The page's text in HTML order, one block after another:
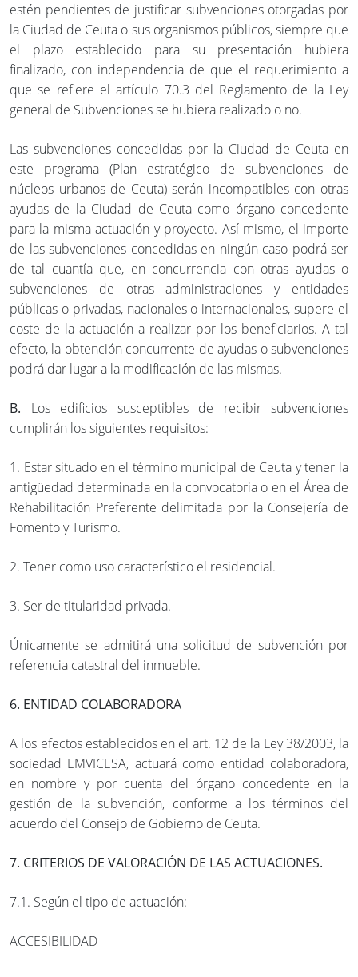
estén pendientes de justificar subvenciones otorgadas por
la Ciudad de Ceuta o sus organismos públicos, siempre que
el plazo establecido para su presentación hubiera
finalizado, con independencia de que el requerimiento a
que se refiere el artículo 70.3 del Reglamento de la Ley
general de Subvenciones se hubiera realizado o no.
Las subvenciones concedidas por la Ciudad de Ceuta en
este programa (Plan estratégico de subvenciones de
núcleos urbanos de Ceuta) serán incompatibles con otras
ayudas de la Ciudad de Ceuta como órgano concedente
para la misma actuación y proyecto. Así mismo, el importe
de las subvenciones concedidas en ningún caso podrá ser
de tal cuantía que, en concurrencia con otras ayudas o
subvenciones de otras administraciones y entidades
públicas o privadas, nacionales o internacionales, supere el
coste de la actuación a realizar por los beneficiarios. A tal
efecto, la obtención concurrente de ayudas o subvenciones
podrá dar lugar a la modificación de las mismas.
B. Los edificios susceptibles de recibir subvenciones
cumplirán los siguientes requisitos:
1. Estar situado en el término municipal de Ceuta y tener la
antigüedad determinada en la convocatoria o en el Área de
Rehabilitación Preferente delimitada por la Consejería de
Fomento y Turismo.
2. Tener como uso característico el residencial.
3. Ser de titularidad privada.
Únicamente se admitirá una solicitud de subvención por
referencia catastral del inmueble.
6. ENTIDAD COLABORADORA
A los efectos establecidos en el art. 12 de la Ley 38/2003, la
sociedad EMVICESA, actuará como entidad colaboradora,
en nombre y por cuenta del órgano concedente en la
gestión de la subvención, conforme a los términos del
acuerdo del Consejo de Gobierno de Ceuta.
7. CRITERIOS DE VALORACIÓN DE LAS ACTUACIONES.
7.1. Según el tipo de actuación:
ACCESIBILIDAD